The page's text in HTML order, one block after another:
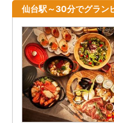
仙台駅～30分でグラン